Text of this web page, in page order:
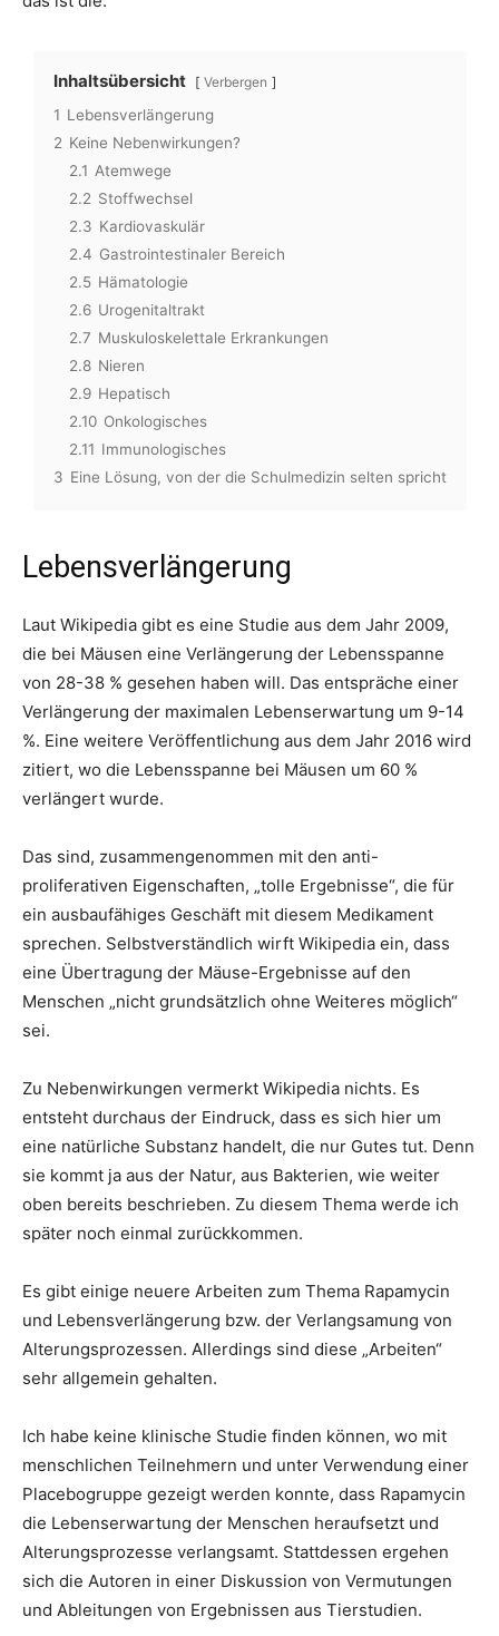
Inhaltsübersicht Verbergen
1 Lebensverlängerung
2 Keine Nebenwirkungen?
2.1 Atemwege
2.2 Stoffwechsel
2.3 Kardiovaskulär
2.4 Gastrointestinaler Bereich
2.5 Hämatologie
2.6 Urogenitaltrakt
2.7 Muskuloskelettale Erkrankungen
2.8 Nieren
2.9 Hepatisch
2.10 Onkologisches
2.11 Immunologisches
3 Eine Lösung, von der die Schulmedizin selten spricht
Lebensverlängerung
Laut Wikipedia gibt es eine Studie aus dem Jahr 2009,
die bei Mäusen eine Verlängerung der Lebensspanne
von 28-38 % gesehen haben will. Das entspräche einer
Verlängerung der maximalen Lebenserwartung um 9-14
%. Eine weitere Veröffentlichung aus dem Jahr 2016 wird
zitiert, wo die Lebensspanne bei Mäusen um 60 %
verlängert wurde.
Das sind, zusammengenommen mit den anti-
proliferativen Eigenschaften, „tolle Ergebnisse“, die für
ein ausbaufähiges Geschäft mit diesem Medikament
sprechen. Selbstverständlich wirft Wikipedia ein, dass
eine Übertragung der Mäuse-Ergebnisse auf den
Menschen „nicht grundsätzlich ohne Weiteres möglich“
sei.
Zu Nebenwirkungen vermerkt Wikipedia nichts. Es
entsteht durchaus der Eindruck, dass es sich hier um
eine natürliche Substanz handelt, die nur Gutes tut. Denn
sie kommt ja aus der Natur, aus Bakterien, wie weiter
oben bereits beschrieben. Zu diesem Thema werde ich
später noch einmal zurückkommen.
Es gibt einige neuere Arbeiten zum Thema Rapamycin
und Lebensverlängerung bzw. der Verlangsamung von
Alterungsprozessen. Allerdings sind diese „Arbeiten“
sehr allgemein gehalten.
Ich habe keine klinische Studie finden können, wo mit
menschlichen Teilnehmern und unter Verwendung einer
Placebogruppe gezeigt werden konnte, dass Rapamycin
die Lebenserwartung der Menschen heraufsetzt und
Alterungsprozesse verlangsamt. Stattdessen ergehen
sich die Autoren in einer Diskussion von Vermutungen
und Ableitungen von Ergebnissen aus Tierstudien.